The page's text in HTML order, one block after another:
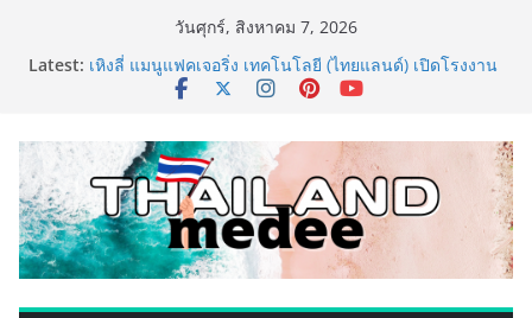
วันศุกร์, สิงหาคม 7, 2026
Latest: ททท. ประกาศความสำเร็จ Village to the World Season
5 ผนึก 9 พันธมิตร ขับเคลื่อน ESG Tourism สืบสานพระ
เหิงลี่ แมนูแฟคเจอริ่ง เทคโนโลยี (ไทยแลนด์) เปิดโรงงาน
แห่งใหม่ในชลบุรี เดินหน้าขยายฐานการผลิตสู่เอเชียตะวัน
ออกเฉียงใต้ เสริมแกร่งยุทธศาสตร์ระดับโลก
TECNO ประกาศทรานส์ฟอร์มจากเกมมิ่งโฟน สู่ไลฟ์สไตล์
แฟชั่นไอเท็ม เสิร์ฟใหญ่ปักหมุดแลนมาร์คใหม่กลางสถานี
MRT วาง POVA 8 Series จุดเริ่มต้นครั้งสำคัญ
PIPPER STANDARD® เปิดตัวแชมพูอาบน้ำ และ โฟมอาบ
แห้งสัตว์เลี้ยง ชูนวัตกรรมพลังธรรมชาติ “Zero-Residue”